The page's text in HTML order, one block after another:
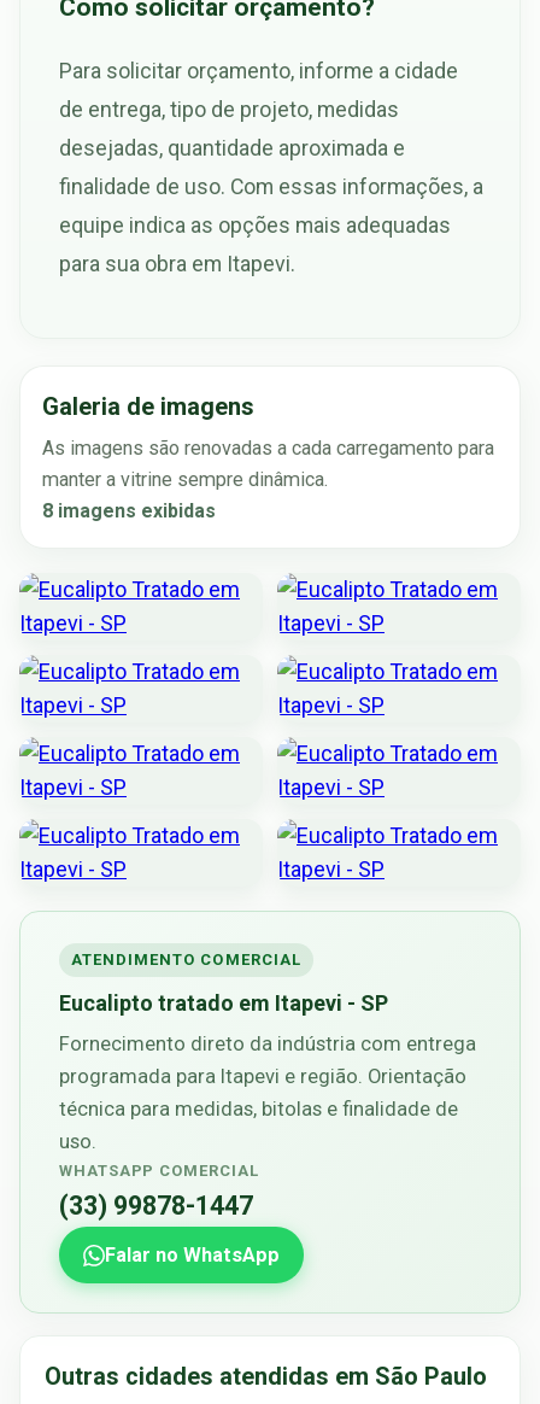
Como solicitar orçamento?
Para solicitar orçamento, informe a cidade
de entrega, tipo de projeto, medidas
desejadas, quantidade aproximada e
finalidade de uso. Com essas informações, a
equipe indica as opções mais adequadas
para sua obra em Itapevi.
Galeria de imagens
As imagens são renovadas a cada carregamento para
manter a vitrine sempre dinâmica.
8 imagens exibidas
ATENDIMENTO COMERCIAL
Eucalipto tratado em Itapevi - SP
Fornecimento direto da indústria com entrega
programada para Itapevi e região. Orientação
técnica para medidas, bitolas e finalidade de
uso.
WHATSAPP COMERCIAL
(33) 99878-1447
Falar no WhatsApp
Outras cidades atendidas em São Paulo